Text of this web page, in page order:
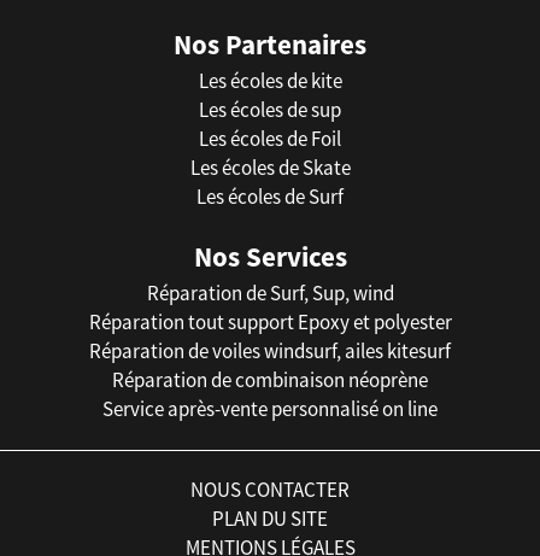
Nos Partenaires
Les écoles de kite
Les écoles de sup
Les écoles de Foil
Les écoles de Skate
Les écoles de Surf
Nos Services
Réparation de Surf, Sup, wind
Réparation tout support Epoxy et polyester
Réparation de voiles windsurf, ailes kitesurf
Réparation de combinaison néoprène
Service après-vente personnalisé on line
NOUS CONTACTER
PLAN DU SITE
MENTIONS LÉGALES